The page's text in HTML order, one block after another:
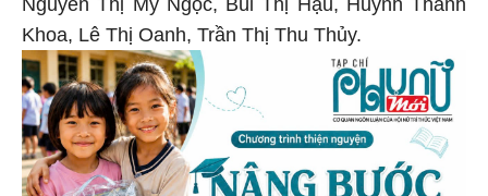
Khoa, Lê Thị Oanh, Trần Thị Thu Thủy.